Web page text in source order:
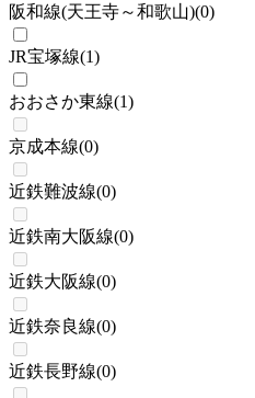
阪和線(天王寺～和歌山)(0)
JR宝塚線(1)
おおさか東線(1)
京成本線(0)
近鉄難波線(0)
近鉄南大阪線(0)
近鉄大阪線(0)
近鉄奈良線(0)
近鉄長野線(0)